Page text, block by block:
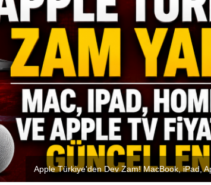
Apple Türkiye'den Dev Zam! MacBook, iPad,